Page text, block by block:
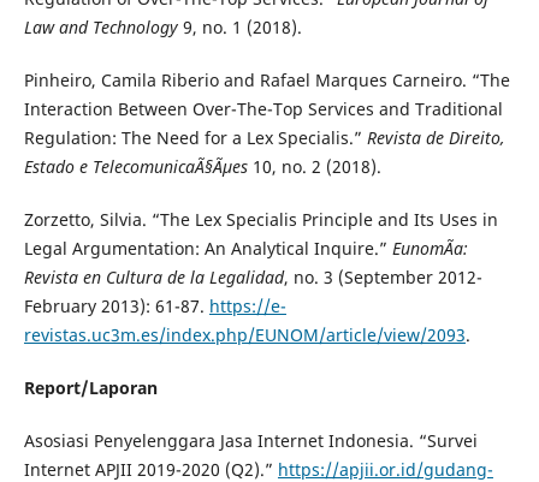
Law and Technology9, no. 1 (2018).
Pinheiro, Camila Riberio and Rafael Marques Carneiro. “The
Interaction Between Over-The-Top Services and Traditional
Regulation: The Need for a Lex Specialis.” Revista de Direito,
Estado e TelecomunicaÃ§Ãµes10, no. 2 (2018).
Zorzetto, Silvia. “The Lex Specialis Principle and Its Uses in
Legal Argumentation: An Analytical Inquire.” EunomÃ­a:
Revista en Cultura de la Legalidad, no. 3 (September 2012-
February 2013): 61-87. https://e-
revistas.uc3m.es/index.php/EUNOM/article/view/2093.
Report/Laporan
Asosiasi Penyelenggara Jasa Internet Indonesia. “Survei
Internet APJII 2019-2020 (Q2).” https://apjii.or.id/gudang-